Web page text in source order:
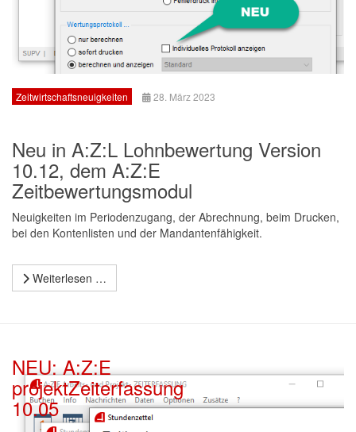
Zeitwirtschaftsneuigkeiten 28. März 2023
Neu in A:Z:L Lohnbewertung Version
10.12, dem A:Z:E
Zeitbewertungsmodul
Neuigkeiten im Periodenzugang, der Abrechnung, beim Drucken,
bei den Kontenlisten und der Mandantenfähigkeit.
Weiterlesen …
NEU: A:Z:E
projektZeiterfassung
10.05